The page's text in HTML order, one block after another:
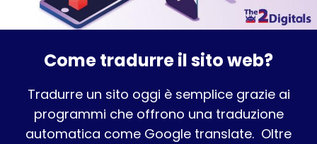
Come tradurre il sito web?
Tradurre un sito oggi è semplice grazie ai
programmi che offrono una traduzione
automatica come Google translate. Oltre